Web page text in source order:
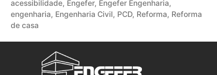
acessibilidade, Engefer, Engefer Engenharia,
engenharia, Engenharia Civil, PCD, Reforma, Reforma
de casa